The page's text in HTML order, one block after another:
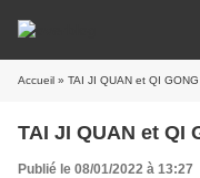
Accueil » TAI JI QUAN et QI
TAI JI QUAN et QI
Publié le 08/01/2022 à 13:27